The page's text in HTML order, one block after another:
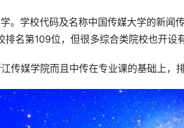
。学校代码及名称中国传媒大学的新闻
名第109位，但很多综合类院校也开设
传媒学院而且中传在专业课的基础上，排